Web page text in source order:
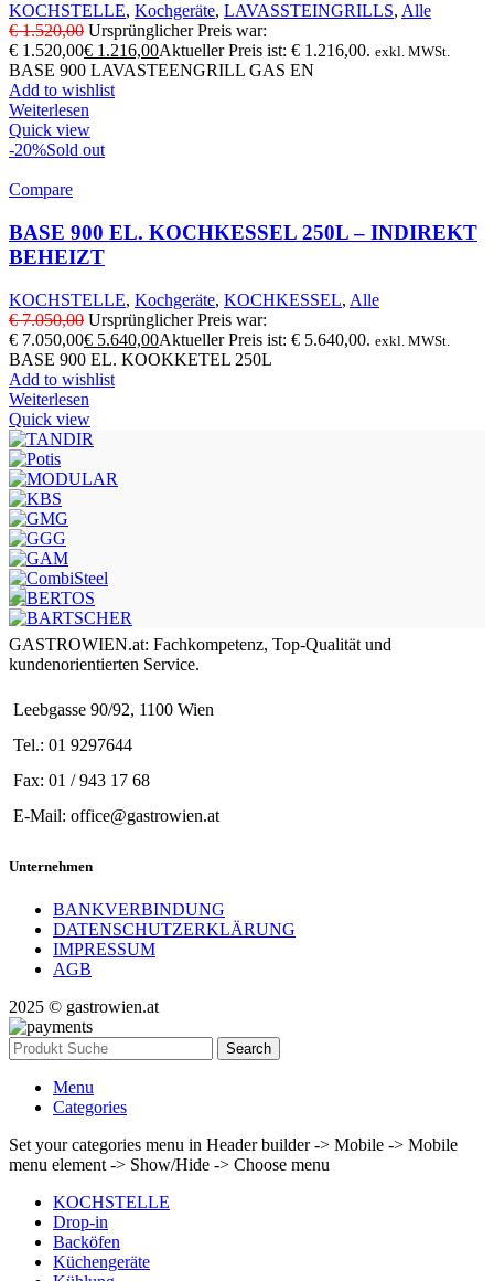
KOCHSTELLE, Kochgeräte, LAVASSTEINGRILLS, Alle
€1.520,00 Ursprünglicher Preis war:
€ 1.520,00€ 1.216,00Aktueller Preis ist: € 1.216,00. exkl. MWSt.
BASE 900 LAVASTEENGRILL GAS EN
Add to wishlist
Weiterlesen
Quick view
-20%Sold out
Compare
BASE 900 EL. KOCHKESSEL 250L – INDIREKT
BEHEIZT
KOCHSTELLE, Kochgeräte, KOCHKESSEL, Alle
€7.050,00 Ursprünglicher Preis war:
€ 7.050,00€ 5.640,00Aktueller Preis ist: € 5.640,00. exkl. MWSt.
BASE 900 EL. KOOKKETEL 250L
Add to wishlist
Weiterlesen
Quick view
GASTROWIEN.at: Fachkompetenz, Top-Qualität und
kundenorientierten Service.
Leebgasse 90/92, 1100 Wien
Tel.: 01 9297644
Fax: 01 / 943 17 68
E-Mail: office@gastrowien.at
Unternehmen
BANKVERBINDUNG
DATENSCHUTZERKLÄRUNG
IMPRESSUM
AGB
2025 © gastrowien.at
Search
Menu
Categories
Set your categories menu in Header builder -> Mobile -> Mobile
menu element -> Show/Hide -> Choose menu
KOCHSTELLE
Drop-in
Backöfen
Küchengeräte